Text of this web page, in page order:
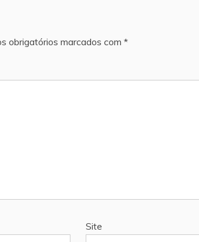
obrigatórios marcados com *
Site